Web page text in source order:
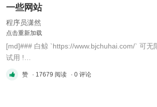
(data/attachment/forum/202210/25/174417zzikni
dm ...
一些网站
程序员潇然
点击重新加载
[md]### 白鲸 `https://www.bjchuhai.com/` 可无限
试用 !
赞 · 17679 阅读 · 0 评论